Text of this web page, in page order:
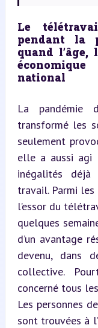
Le
pendant la
quand
national
La pandémie
transformé les
seulement
elle a aussi agi
inégalités
travail. Parmi les
l’essor du
quelques
d’un avantage
devenu, dans
collective.
concerné tous
Les personnes
sont trouvées à